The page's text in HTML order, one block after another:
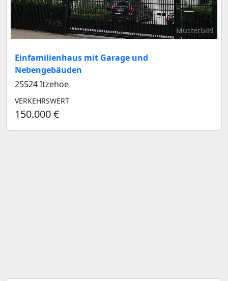
Musterbild
Einfamilienhaus mit Garage und
Nebengebäuden
25524 Itzehoe
VERKEHRSWERT
150.000 €